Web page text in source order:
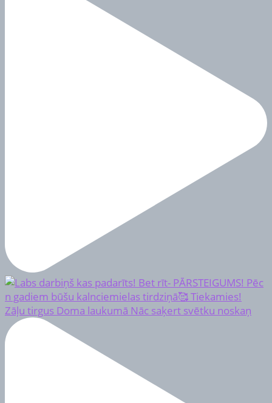
Zāļu tirgus Doma laukumā Nāc saķert svētku noskaņ